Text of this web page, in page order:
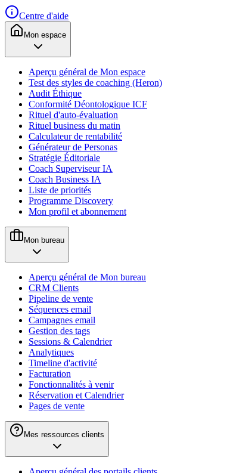
Centre d'aide
Mon espace
Aperçu général de Mon espace
Test des styles de coaching (Heron)
Audit Éthique
Conformité Déontologique ICF
Rituel d'auto-évaluation
Rituel business du matin
Calculateur de rentabilité
Générateur de Personas
Stratégie Éditoriale
Coach Superviseur IA
Coach Business IA
Liste de priorités
Programme Discovery
Mon profil et abonnement
Mon bureau
Aperçu général de Mon bureau
CRM Clients
Pipeline de vente
Séquences email
Campagnes email
Gestion des tags
Sessions & Calendrier
Analytiques
Timeline d'activité
Facturation
Fonctionnalités à venir
Réservation et Calendrier
Pages de vente
Mes ressources clients